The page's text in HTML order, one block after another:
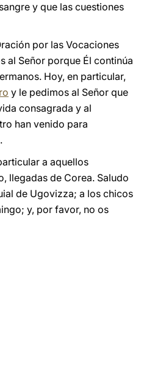
y que las cuestiones
por las Vocaciones
al Señor porque Él continúa
Hoy, en particular,
y le pedimos al Señor que
consagrada y al
han venido para
a aquellos
llegadas de Corea. Saludo
de Ugovizza; a los chicos
y, por favor, no os